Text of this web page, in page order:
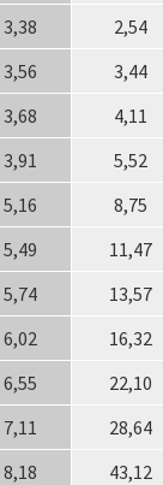
3,38 2,54
3,56 3,44
3,68 4,11
3,91 5,52
5,16 8,75
5,49 11,47
5,74 13,57
6,02 16,32
6,55 22,10
7,11 28,64
8,18 43,12